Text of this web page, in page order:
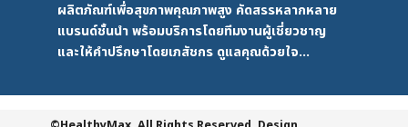
ผลิตภัณฑ์เพื่อสุขภาพคุณภาพสูง คัดสรรหลากหลาย
แบรนด์ชั้นนำ พร้อมบริการโดยทีมงานผู้เชี่ยวชาญ
และให้คำปรึกษาโดยเภสัชกร ดูแลคุณด้วยใจ...